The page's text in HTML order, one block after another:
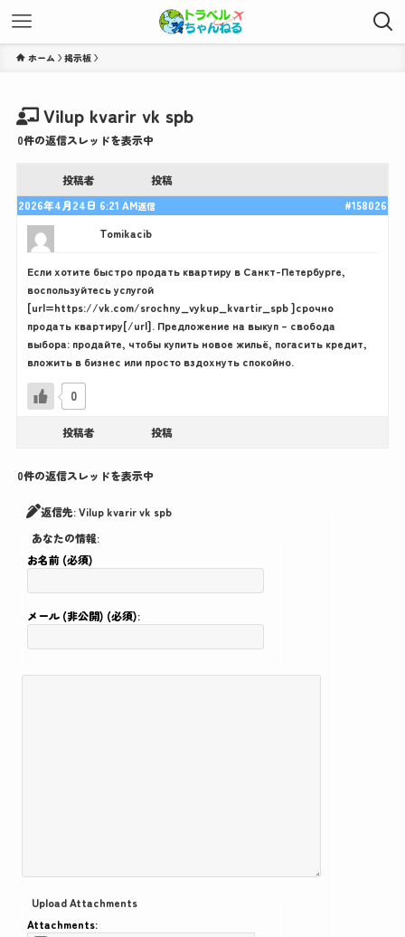
ホーム
Vilup kvarir vk spb
0件の返信スレッドを表示中
投稿者
投稿
2026年4月24日 6:21 AM
#158026
返信
Tomikacib
Если хотите быстро продать квартиру в Санкт-Петербурге,
воспользуйтесь услугой
[url=https://vk.com/srochny_vykup_kvartir_spb ]срочно
продать квартиру[/url]. Предложение на выкуп – свобода
выбора: продайте, чтобы купить новое жильё, погасить кредит,
вложить в бизнес или просто вздохнуть спокойно.
0
投稿者 投稿
0件の返信スレッドを表示中
返信先: Vilup kvarir vk spb
あなたの情報:
お名前 (必須)
メール (非公開) (必須):
Upload Attachments
Attachments: